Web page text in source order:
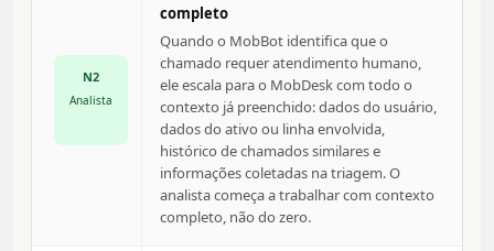
N2
Analista
completo
Quando o MobBot identifica que o
chamado requer atendimento humano,
ele escala para o MobDesk com todo o
contexto já preenchido: dados do usuário,
dados do ativo ou linha envolvida,
histórico de chamados similares e
informações coletadas na triagem. O
analista começa a trabalhar com contexto
completo, não do zero.